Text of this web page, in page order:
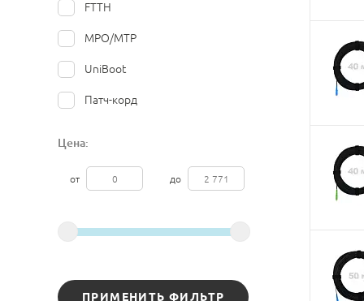
FTTH
MPO/MTP
UniBoot
Патч-корд
Цена:
от до